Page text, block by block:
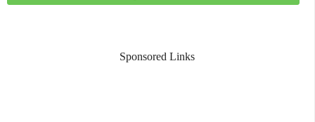
Sponsored Links